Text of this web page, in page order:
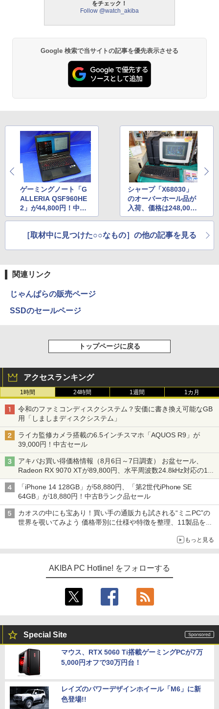
をチェック！
Follow @watch_akiba
Google 検索で当サイトの記事を優先表示させる
ゲーミングノート「G
ALLERIA QSF960HE
2」が44,800円！中古
品セール
シャープ「X68030」
のオーバーホール品が
入荷、価格は248,000
円
［取材中に見つけた○○なもの］の他の記事を見る
関連リンク
じゃんぱらの販売ページ
SSDのセールページ
トップページに戻る
アクセスランキング
1時間 24時間 1週間 1カ月
令和のファミコンディスクシステム？安価に書き換え可能なGB
用「しましまディスクシステム」
ライカ監修カメラ搭載の6.5インチスマホ「AQUOS R9」が
39,000円！中古セール
アキバお買い得価格情報（8月6日～7日調査） お盆セール、
Radeon RX 9070 XTが89,800円、水平周波数24.8kHz対応の17
型モニターが9,801円、暑さ指数連動セール ほか
「iPhone 14 128GB」が58,880円、「第2世代iPhone SE
64GB」が18,880円！中古Bランク品セール
カオスの中にも宝あり！買い手の通販力も試される“ミニPC”の
世界を覗いてみよう 価格帯別に仕様や特徴を整理、11製品をピ
もっと見る
AKIBA PC Hotline! をフォローする
Special Site
マウス、RTX 5060 Ti搭載ゲーミングPCが7万
5,000円オフで30万円台！
レイズのパワーデザインホイール「M6」に新
色登場!!